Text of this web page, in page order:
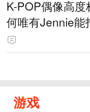
K-POP偶像高
何唯有Jennie能
游戏